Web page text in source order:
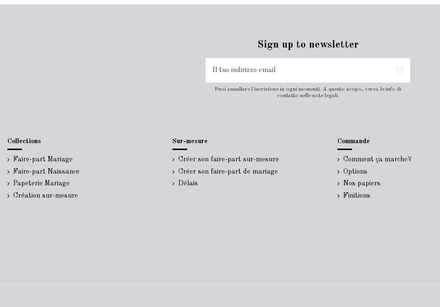
Sign up to newsletter
Puoi annullare l'iscrizione in ogni momenti. A questo scopo, cerca le info di
contatto nelle note legali.
Collections
Faire-part Mariage
Faire-part Naissance
Papeterie Mariage
Création sur-mesure
Sur-mesure
Créer son faire-part sur-mesure
Créer son faire-part de mariage
Délais
Commande
Comment ça marche?
Options
Nos papiers
Finitions